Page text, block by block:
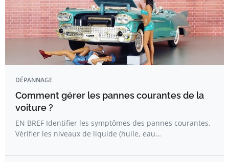
DÉPANNAGE
Comment gérer les pannes courantes de la
voiture ?
EN BREF Identifier les symptômes des pannes courantes.
Vérifier les niveaux de liquide (huile, eau…